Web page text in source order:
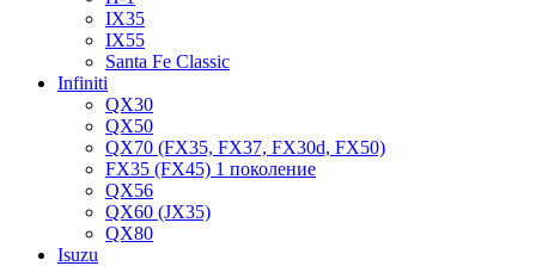
IX35
IX55
Santa Fe Classic
Infiniti
QX30
QX50
QX70 (FX35, FX37, FX30d, FX50)
FX35 (FX45) 1 поколение
QX56
QX60 (JX35)
QX80
Isuzu